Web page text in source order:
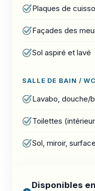
Plaques de
Façades des
Sol aspiré et lavé
SALLE DE BAIN / WC
Lavabo, douche/
Toilettes
Sol, miroir,
Disponibles